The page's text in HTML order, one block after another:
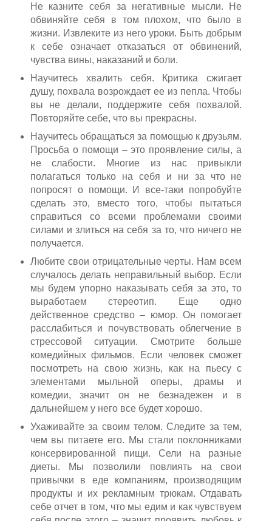
Не казните себя за негативные мысли. Не
обвиняйте себя в том плохом, что было в
жизни. Извлеките из него уроки. Быть добрым
к себе означает отказаться от обвинений,
чувства вины, наказаний и боли.
Научитесь хвалить себя. Критика сжигает
душу, похвала возрождает ее из пепла. Чтобы
вы не делали, поддержите себя похвалой.
Повторяйте себе, что вы прекрасны.
Научитесь обращаться за помощью к друзьям.
Просьба о помощи – это проявление силы, а
не слабости. Многие из нас привыкли
полагаться только на себя и ни за что не
попросят о помощи. И все-таки попробуйте
сделать это, вместо того, чтобы пытаться
справиться со всеми проблемами своими
силами и злиться на себя за то, что ничего не
получается.
Любите свои отрицательные черты. Нам всем
случалось делать неправильный выбор. Если
мы будем упорно наказывать себя за это, то
выработаем стереотип. Еще одно
действенное средство – юмор. Он помогает
расслабиться и почувствовать облегчение в
стрессовой ситуации. Смотрите больше
комедийных фильмов. Если человек сможет
посмотреть на свою жизнь, как на пьесу с
элементами мыльной оперы, драмы и
комедии, значит он не безнадежен и в
дальнейшем у него все будет хорошо.
Ухаживайте за своим телом. Следите за тем,
чем вы питаете его. Мы стали поклонниками
консервированной пищи. Сели на разные
диеты. Мы позволили повлиять на свои
привычки в еде компаниям, производящим
продукты и их рекламным трюкам. Отдавать
себе отчет в том, что мы едим и как чувствуем